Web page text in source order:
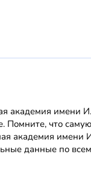
академия имени
Помните, что
академия
данные по